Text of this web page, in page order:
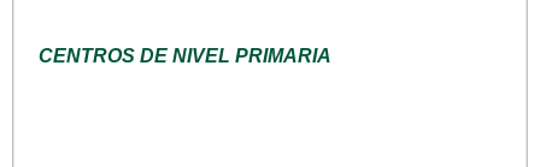
CENTROS DE NIVEL PRIMARIA